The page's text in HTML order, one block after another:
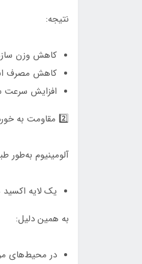
نتیجه:
کاهش وزن
کاهش مصرف
افزایش سرعت
2️⃣ مقاومت به خوردگی
آلومینیوم به‌طور
یک لایه
به همین دلیل:
در محیط‌های